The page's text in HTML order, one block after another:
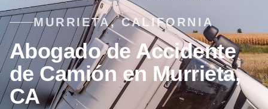
MURRIETA, CALIFORNIA
Abogado de Accidente
de Camión en Murrieta,
CA